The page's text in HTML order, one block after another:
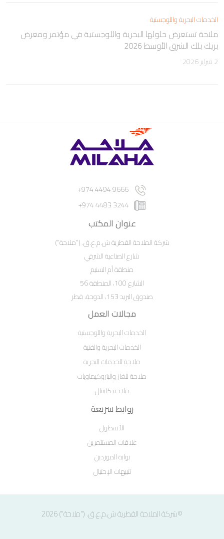
الخدمات البحرية واللوجستية
ملاحة تستعرض حلولها البحرية واللوجستية في مؤتمر ومعرض
بريك بلك الشرق الأوسط 2026
2 فبراير 2026
9666 4494 974+
3244 4483 974+
عنوان المكتب
شركة الملاحة القطرية ش.م.ع.ق. ("ملاحة")
شارع الصناعية الشرقي
منطقة أم السنيم
الشارع 100، المنطقة 56
صندوق البريد 153، الدوحة، قطر
مجالات العمل
الخدمات البحرية واللوجستية
الخدمات البحرية والفنية
ملاحة للخدمات البحرية
ملاحة للغاز والبتروكيماويات
ملاحة كابيتال
روابط سريعة
الأسطول
علاقات المستثمرين
بوابة الموردين
تنبيهات الإحتيال
©شركة الملاحة القطرية ش.م.ع.ق. ("ملاحة") 2026